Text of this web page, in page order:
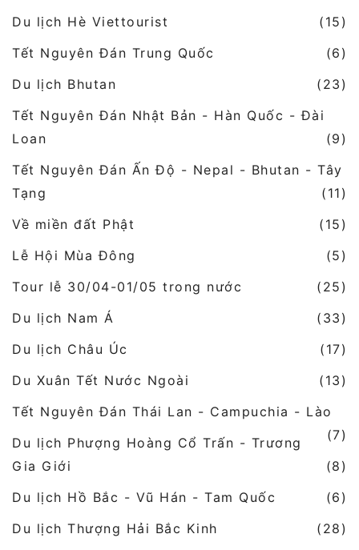
Du lịch Hè Viettourist
(15)
Tết Nguyên Đán Trung Quốc
(6)
Du lịch Bhutan
(23)
Tết Nguyên Đán Nhật Bản - Hàn Quốc - Đài
Loan
(9)
Tết Nguyên Đán Ấn Độ - Nepal - Bhutan - Tây
Tạng
(11)
Về miền đất Phật
(15)
Lễ Hội Mùa Đông
(5)
Tour lễ 30/04-01/05 trong nước
(25)
Du lịch Nam Á
(33)
Du lịch Châu Úc
(17)
Du Xuân Tết Nước Ngoài
(13)
Tết Nguyên Đán Thái Lan - Campuchia - Lào
(7)
Du lịch Phượng Hoàng Cổ Trấn - Trương
Gia Giới
(8)
Du lịch Hồ Bắc - Vũ Hán - Tam Quốc
(6)
Du lịch Thượng Hải Bắc Kinh
(28)